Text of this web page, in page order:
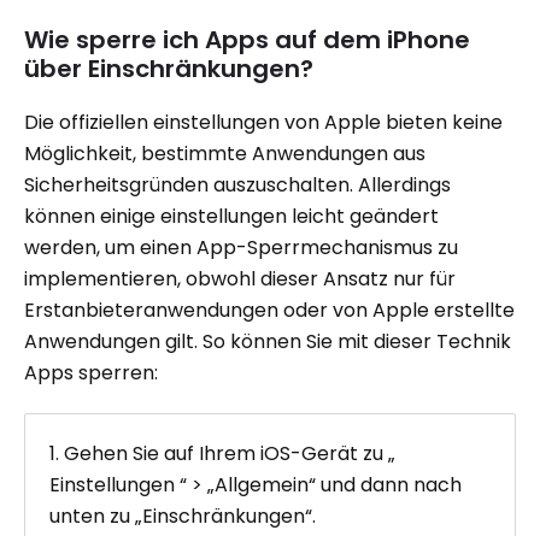
Wie sperre ich Apps auf dem iPhone
über Einschränkungen?
Die offiziellen einstellungen von Apple bieten keine
Möglichkeit, bestimmte Anwendungen aus
Sicherheitsgründen auszuschalten. Allerdings
können einige einstellungen leicht geändert
werden, um einen App-Sperrmechanismus zu
implementieren, obwohl dieser Ansatz nur für
Erstanbieteranwendungen oder von Apple erstellte
Anwendungen gilt. So können Sie mit dieser Technik
Apps sperren:
1. Gehen Sie auf Ihrem iOS-Gerät zu „
Einstellungen “ > „Allgemein“ und dann nach
unten zu „Einschränkungen“.